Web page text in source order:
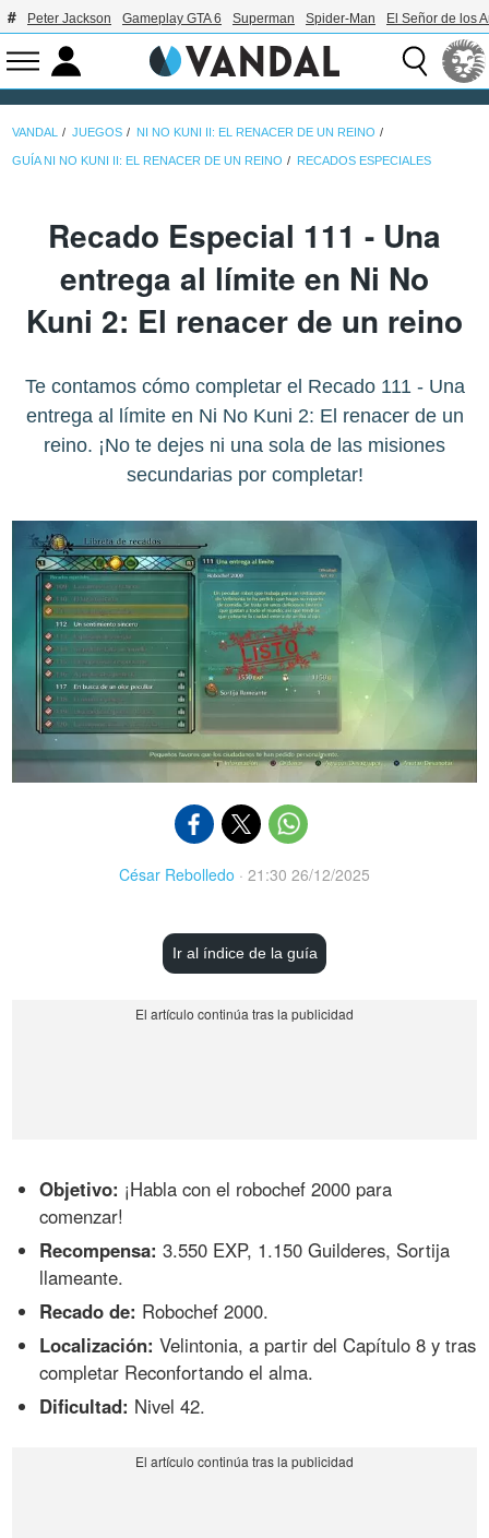
Peter Jackson Gameplay GTA 6 Superman Spider-Man El Señor de los
VANDAL JUEGOS NI NO KUNI II: EL RENACER DE UN REINO
GUÍA NI NO KUNI II: EL RENACER DE UN REINO RECADOS ESPECIALES
Recado Especial 111 - Una
entrega al límite en Ni No
Kuni 2: El renacer de un reino
Te contamos cómo completar el Recado 111 - Una
entrega al límite en Ni No Kuni 2: El renacer de un
reino. ¡No te dejes ni una sola de las misiones
secundarias por completar!
César Rebolledo · 21:30 26/12/2025
Ir al índice de la guía
Objetivo: ¡Habla con el robochef 2000 para
comenzar!
Recompensa: 3.550 EXP, 1.150 Guilderes, Sortija
llameante.
Recado de: Robochef 2000.
Localización: Velintonia, a partir del Capítulo 8 y tras
completar Reconfortando el alma.
Dificultad: Nivel 42.